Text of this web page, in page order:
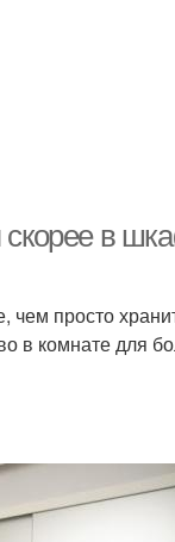
скорее в
просто
в комнате для